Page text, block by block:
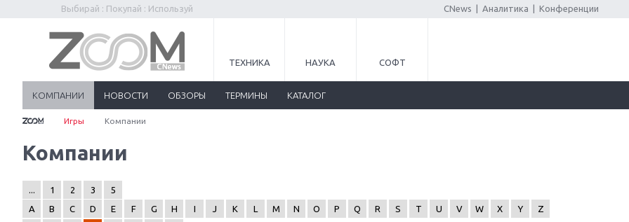
Выбирай : Покупай : Используй CNews Аналитика Конференции
ТЕХНИКА НАУКА СОФТ
КОМПАНИИ НОВОСТИ ОБЗОРЫ ТЕРМИНЫ КАТАЛОГ
Игры Компании
Компании
1 2 3
5
A
B C D E F G H I J K L M N O P Q R S T U V W X Y
Z